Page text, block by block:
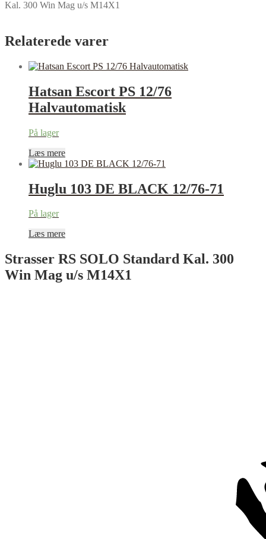
Kal. 300 Win Mag u/s M14X1
Relaterede varer
Hatsan Escort PS 12/76
Halvautomatisk
På lager
Læs mere
Huglu 103 DE BLACK 12/76-71
På lager
Læs mere
Strasser RS SOLO Standard Kal. 300
Win Mag u/s M14X1